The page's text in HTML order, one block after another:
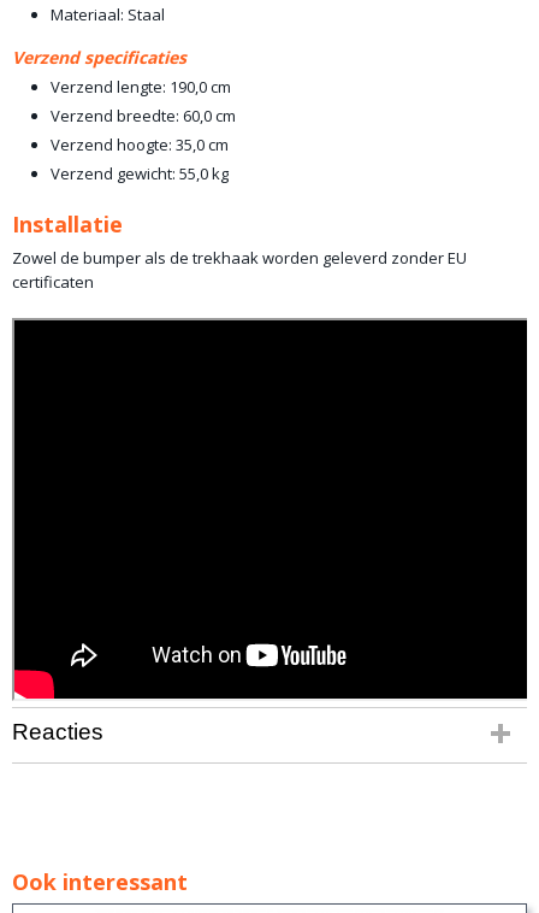
Materiaal: Staal
Verzend specificaties
Verzend lengte: 190,0 cm
Verzend breedte: 60,0 cm
Verzend hoogte: 35,0 cm
Verzend gewicht: 55,0 kg
Installatie
Zowel de bumper als de trekhaak worden geleverd zonder EU
certificaten
Reacties
Ook interessant